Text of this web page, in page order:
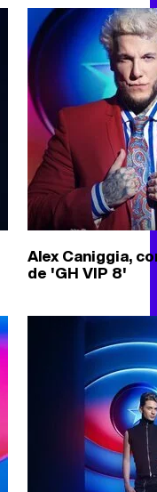
Alex Caniggia,
de 'GH VIP 8'